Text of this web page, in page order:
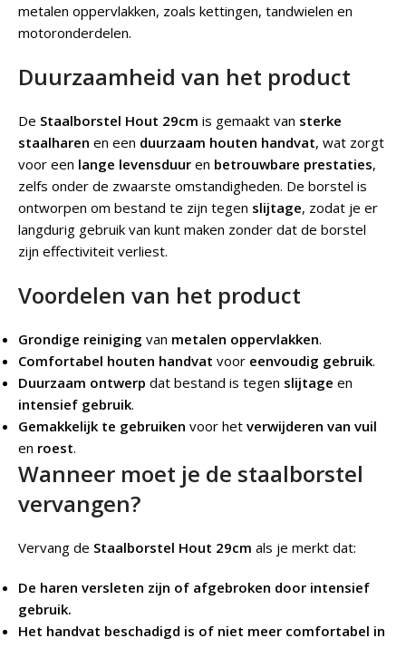
metalen oppervlakken, zoals kettingen, tandwielen en
motoronderdelen.
Duurzaamheid van het product
De Staalborstel Hout 29cm is gemaakt van sterke
staalharen en een duurzaam houten handvat, wat zorgt
voor een lange levensduur en betrouwbare prestaties,
zelfs onder de zwaarste omstandigheden. De borstel is
ontworpen om bestand te zijn tegen slijtage, zodat je er
langdurig gebruik van kunt maken zonder dat de borstel
zijn effectiviteit verliest.
Voordelen van het product
Grondige reiniging van metalen oppervlakken.
Comfortabel houten handvat voor eenvoudig gebruik.
Duurzaam ontwerp dat bestand is tegen slijtage en
intensief gebruik.
Gemakkelijk te gebruiken voor het verwijderen van vuil
en roest.
Wanneer moet je de staalborstel
vervangen?
Vervang de Staalborstel Hout 29cm als je merkt dat:
De haren versleten zijn of afgebroken door intensief
gebruik.
Het handvat beschadigd is of niet meer comfortabel in